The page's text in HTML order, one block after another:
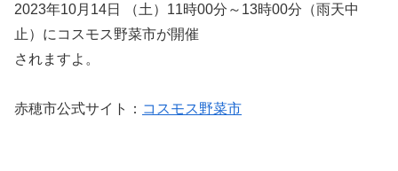
2023年10月14日 （土）11時00分～13時00分（雨天中
止）にコスモス野菜市が開催
されますよ。
赤穂市公式サイト： コスモス野菜市